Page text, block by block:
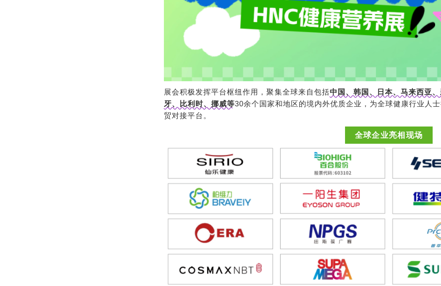
展会积极发挥平台枢纽作用，聚集全球来自包括中国、韩国、日本、马来西亚
牙、比利时、挪威等30余个国家和地区的境内外优质企业，为全球健康行业人
贸对接平台。
全球企业亮相现场